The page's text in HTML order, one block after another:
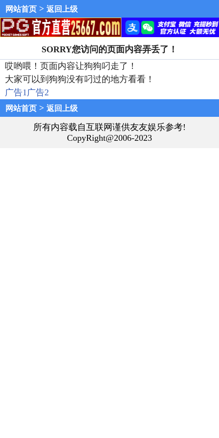
网站首页 > 返回上级
SORRY您访问的页面内容弄丢了！
哎哟喂！页面内容让狗狗叼走了！
大家可以到狗狗没有叼过的地方看看！
广告1广告2
网站首页 > 返回上级
所有内容载自互联网谨供友友娱乐参考!
CopyRight@2006-2023